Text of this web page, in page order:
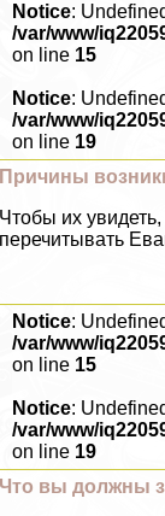
Notice:
/var/www/
on line 15
Notice:
/var/www/
on line 19
Причины
Чтобы их
перечитывать
Notice:
/var/www/
on line 15
Notice:
/var/www/
on line 19
Что вы должны